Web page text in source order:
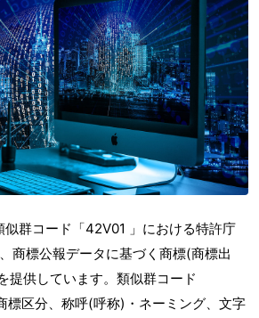
似群コード「42V01 」における特許庁
商標公報データに基づく商標(商標出
提供しています。類似群コード
標区分、称呼(呼称)・ネーミング、文字